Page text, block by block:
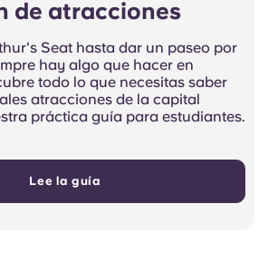
de atracciones
Seat hasta dar un paseo por
hay algo que hacer en
todo lo que necesitas saber
atracciones de la capital
práctica guía para estudiantes.
Lee la guía